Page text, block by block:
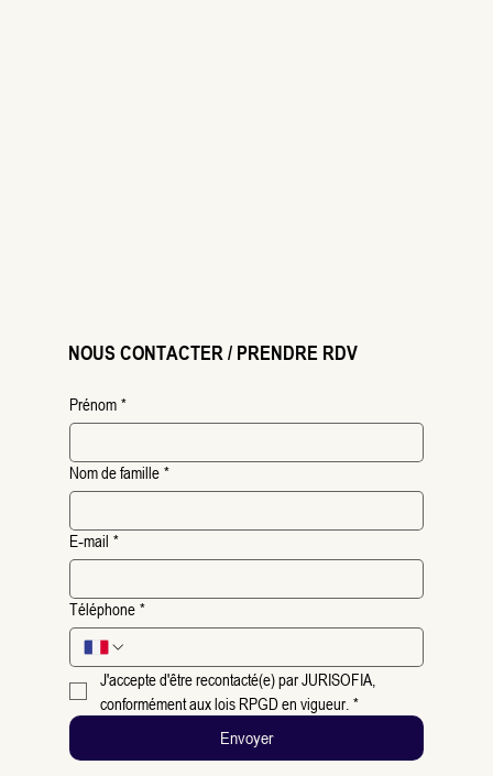
NOUS CONTACTER / PRENDRE RDV
Prénom *
Nom de famille *
E‑mail *
Téléphone *
J'accepte d'être recontacté(e) par JURISOFIA,
conformément aux lois RPGD en vigueur. *
Envoyer